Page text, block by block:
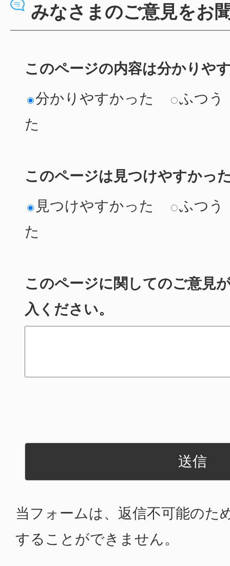
みなさまのご意見をお
このページの内容は分かりや
分かりやすかった
ふつう
た
このページは見つけやすかっ
見つけやすかった
ふつう
た
このページに関してのご意見
入ください。
当フォームは、返信不可能のた
することができません。